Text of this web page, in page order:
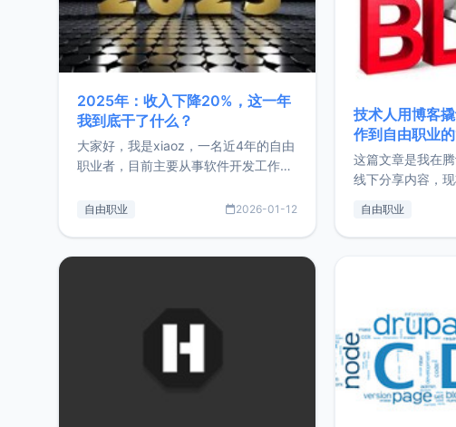
2025年：收入下降20%，这一年
我到底干了什么？
大家好，我是xiaoz，一名近4年的自由
职业者，目前主要从事软件开发工作。
的总结，内容主要包括：工作、学习、
自由职业 2026-01-12
技术人用博客
作到自由职业
这篇文章是我在
线下分享内容，
版，分享了写博
通过博客过渡到
的一个小故事。
前从事服务器运
转自由职业3年，
自由职业